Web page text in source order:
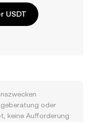
USDT
oder
keine Aufforderung